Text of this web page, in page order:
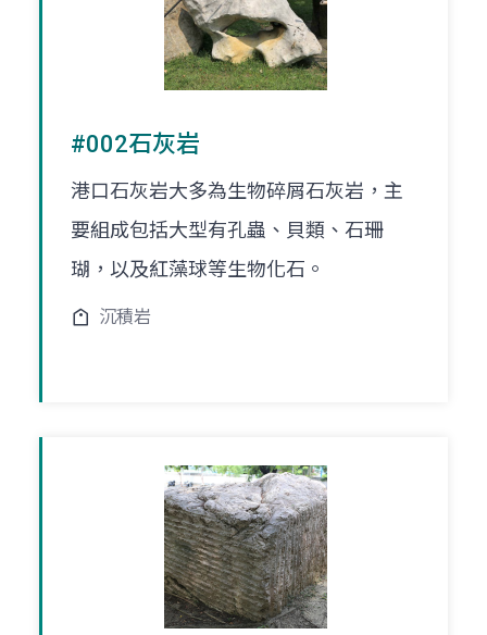
#002石灰岩
港口石灰岩大多為生物碎屑石灰岩，主
要組成包括大型有孔蟲、貝類、石珊
瑚，以及紅藻球等生物化石。
沉積岩